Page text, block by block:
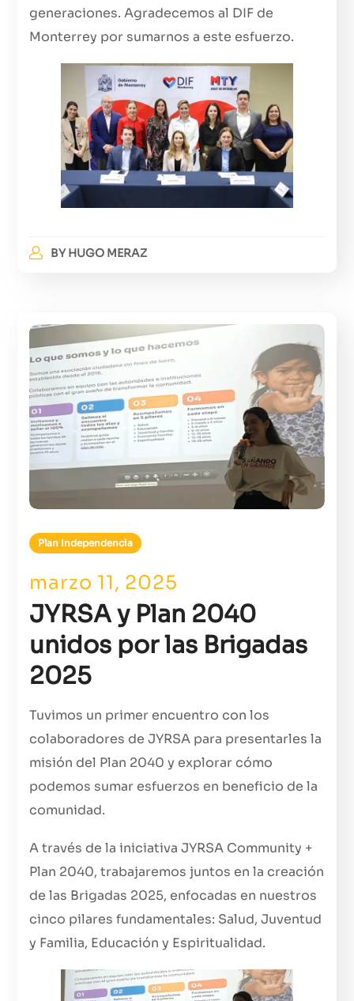
generaciones. Agradecemos al DIF de
Monterrey por sumarnos a este esfuerzo.
BY HUGO MERAZ
Plan Independencia
marzo 11, 2025
JYRSA y Plan 2040
unidos por las Brigadas
2025
Tuvimos un primer encuentro con los
colaboradores de JYRSA para presentarles la
misión del Plan 2040 y explorar cómo
podemos sumar esfuerzos en beneficio de la
comunidad.
A través de la iniciativa JYRSA Community +
Plan 2040, trabajaremos juntos en la creación
de las Brigadas 2025, enfocadas en nuestros
cinco pilares fundamentales: Salud, Juventud
y Familia, Educación y Espiritualidad.